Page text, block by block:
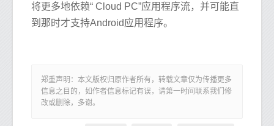
将更多地依赖“ Cloud PC”应用程序流，并可能直
到那时才支持Android应用程序。
郑重声明：本文版权归原作者所有，转载文章仅为传播更多
信息之目的，如作者信息标记有误，请第一时间联系我们修
改或删除，多谢。